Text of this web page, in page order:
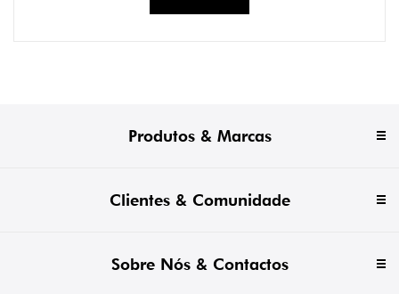
Produtos & Marcas
Clientes & Comunidade
Sobre Nós & Contactos